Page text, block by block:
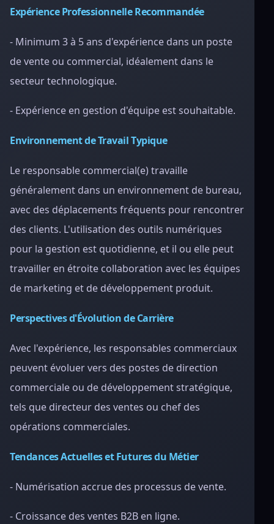
Expérience Professionnelle Recommandée
- Minimum 3 à 5 ans d'expérience dans un poste
de vente ou commercial, idéalement dans le
secteur technologique.
- Expérience en gestion d'équipe est souhaitable.
Environnement de Travail Typique
Le responsable commercial(e) travaille
généralement dans un environnement de bureau,
avec des déplacements fréquents pour rencontrer
des clients. L'utilisation des outils numériques
pour la gestion est quotidienne, et il ou elle peut
travailler en étroite collaboration avec les équipes
de marketing et de développement produit.
Perspectives d'Évolution de Carrière
Avec l'expérience, les responsables commerciaux
peuvent évoluer vers des postes de direction
commerciale ou de développement stratégique,
tels que directeur des ventes ou chef des
opérations commerciales.
Tendances Actuelles et Futures du Métier
- Numérisation accrue des processus de vente.
- Croissance des ventes B2B en ligne.